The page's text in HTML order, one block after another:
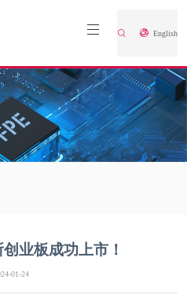
English
业板成功上市！
01-24